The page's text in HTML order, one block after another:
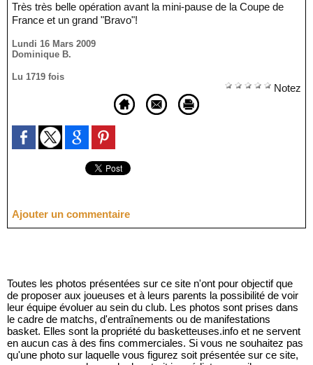
Très très belle opération avant la mini-pause de la Coupe de
France et un grand "Bravo"!
Lundi 16 Mars 2009
Dominique B.
Lu 1719 fois
Notez
Ajouter un commentaire
Toutes les photos présentées sur ce site n'ont pour objectif que
de proposer aux joueuses et à leurs parents la possibilité de voir
leur équipe évoluer au sein du club. Les photos sont prises dans
le cadre de matchs, d'entraînements ou de manifestations
basket. Elles sont la propriété du basketteuses.info et ne servent
en aucun cas à des fins commerciales. Si vous ne souhaitez pas
qu'une photo sur laquelle vous figurez soit présentée sur ce site,